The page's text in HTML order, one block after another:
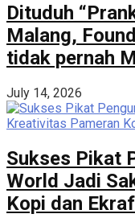
Dituduh
Malang,
tidak pernah
July 14, 2026
Sukses Pikat
World Jadi
Kopi dan